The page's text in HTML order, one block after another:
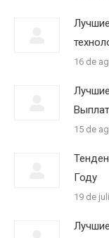
16 de
15 de
Году
19 de